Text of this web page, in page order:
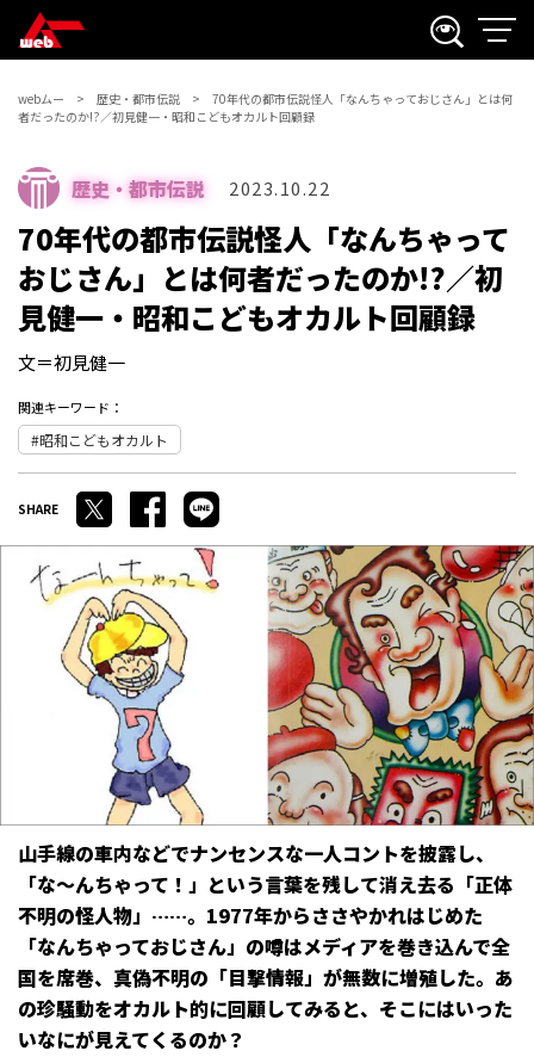
webムー 歴史・都市伝説
70年代の都市伝説怪人「なんちゃっておじさん」とは何
者だったのか!?／初見健一・昭和こどもオカルト回顧録
歴史・都市伝説 2023.10.22
70年代の都市伝説怪人「なんちゃって
おじさん」とは何者だったのか!?／初
見健一・昭和こどもオカルト回顧録
文＝初見健一
関連キーワード：
昭和こどもオカルト
山手線の車内などでナンセンスな一人コントを披露し、
「な～んちゃって！」という言葉を残して消え去る「正体
不明の怪人物」……。1977年からささやかれはじめた
「なんちゃっておじさん」の噂はメディアを巻き込んで全
国を席巻、真偽不明の「目撃情報」が無数に増殖した。あ
の珍騒動をオカルト的に回顧してみると、そこにはいった
いなにが見えてくるのか？